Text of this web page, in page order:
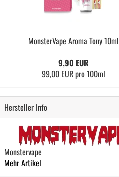
MonsterVape Aroma Tony 10ml
9,90 EUR
99,00 EUR pro 100ml
Hersteller Info
Monstervape
Mehr Artikel